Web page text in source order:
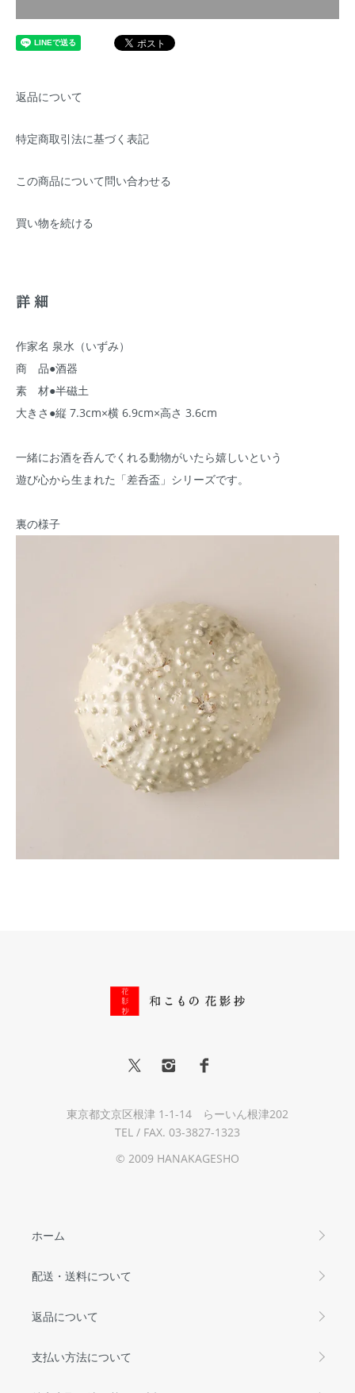
返品について
特定商取引法に基づく表記
この商品について問い合わせる
買い物を続ける
詳細
作家名 泉水（いずみ）
商 品●酒器
素 材●半磁土
大きさ●縦 7.3cm×横 6.9cm×高さ 3.6cm
一緒にお酒を呑んでくれる動物がいたら嬉しいという
遊び心から生まれた「差呑盃」シリーズです。
裏の様子
東京都文京区根津 1-1-14 らーいん根津202
TEL / FAX. 03-3827-1323
© 2009 HANAKAGESHO
ホーム
配送・送料について
返品について
支払い方法について